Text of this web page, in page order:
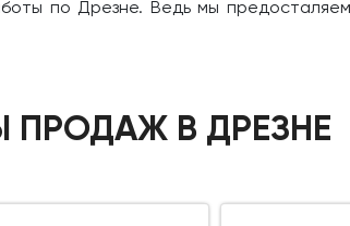
по Дрезне. Ведь мы
ПРОДАЖ В ДРЕЗНЕ